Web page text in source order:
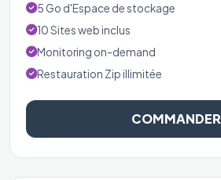
5 Go d'Espace de stockage
10 Sites web inclus
Monitoring on-demand
Restauration Zip illimitée
COMMANDER